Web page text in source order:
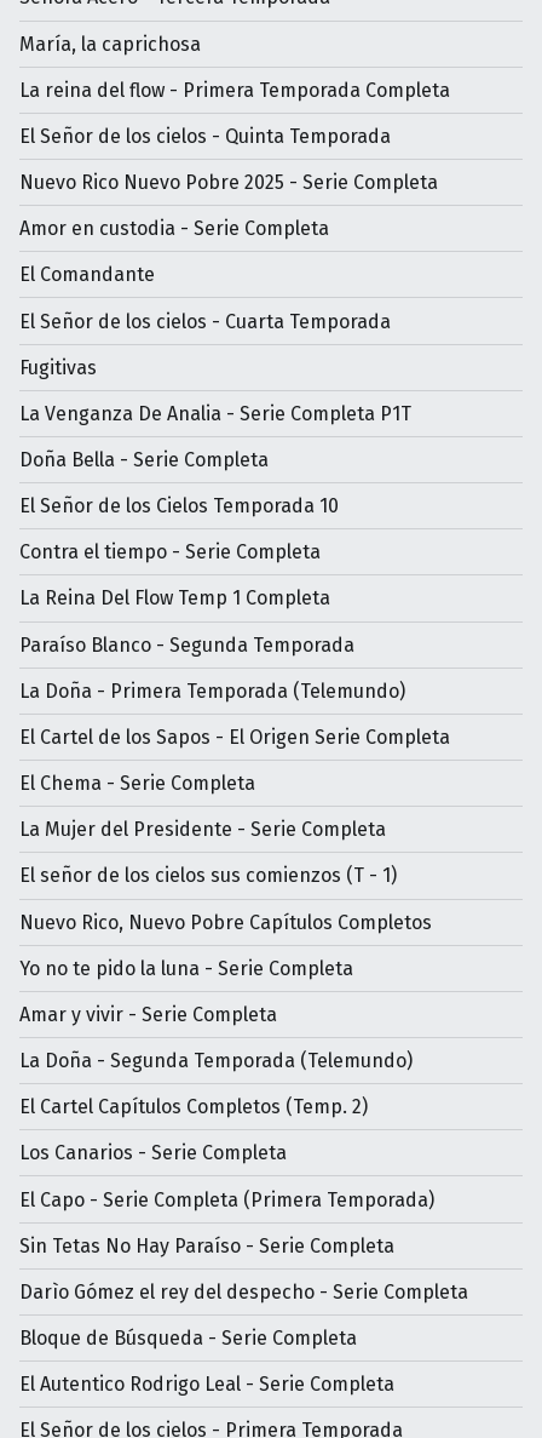
María, la caprichosa
La reina del flow - Primera Temporada Completa
El Señor de los cielos - Quinta Temporada
Nuevo Rico Nuevo Pobre 2025 - Serie Completa
Amor en custodia - Serie Completa
El Comandante
El Señor de los cielos - Cuarta Temporada
Fugitivas
La Venganza De Analia - Serie Completa P1T
Doña Bella - Serie Completa
El Señor de los Cielos Temporada 10
Contra el tiempo - Serie Completa
La Reina Del Flow Temp 1 Completa
Paraíso Blanco - Segunda Temporada
La Doña - Primera Temporada (Telemundo)
El Cartel de los Sapos - El Origen Serie Completa
El Chema - Serie Completa
La Mujer del Presidente - Serie Completa
El señor de los cielos sus comienzos (T - 1)
Nuevo Rico, Nuevo Pobre Capítulos Completos
Yo no te pido la luna - Serie Completa
Amar y vivir - Serie Completa
La Doña - Segunda Temporada (Telemundo)
El Cartel Capítulos Completos (Temp. 2)
Los Canarios - Serie Completa
El Capo - Serie Completa (Primera Temporada)
Sin Tetas No Hay Paraíso - Serie Completa
Darìo Gómez el rey del despecho - Serie Completa
Bloque de Búsqueda - Serie Completa
El Autentico Rodrigo Leal - Serie Completa
El Señor de los cielos - Primera Temporada